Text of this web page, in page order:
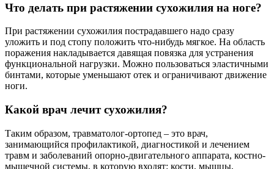
Что делать при растяжении сухожилия на ноге?
При растяжении сухожилия пострадавшего надо сразу
уложить и под стопу положить что-нибудь мягкое. На область
поражения накладывается давящая повязка для устранения
функциональной нагрузки. Можно пользоваться эластичными
бинтами, которые уменьшают отек и ограничивают движение
ноги.
Какой врач лечит сухожилия?
Таким образом, травматолог-ортопед – это врач,
занимающийся профилактикой, диагностикой и лечением
травм и заболеваний опорно-двигательного аппарата, костно-
мышечной системы, в которую входят: кости, мышцы,